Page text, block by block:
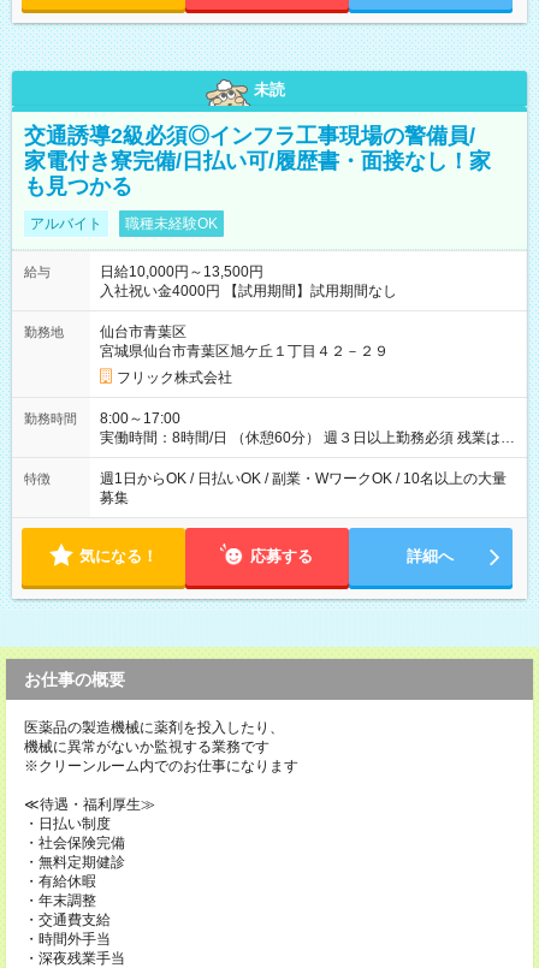
未読
交通誘導2級必須◎インフラ工事現場の警備員/
家電付き寮完備/日払い可/履歴書・面接なし！家
も見つかる
アルバイト 職種未経験OK
給与
日給10,000円～13,500円
入社祝い金4000円 【試用期間】試用期間なし
勤務地
仙台市青葉区
宮城県仙台市青葉区旭ケ丘１丁目４２－２９
フリック株式会社
勤務時間
8:00～17:00
実働時間：8時間/日 （休憩60分） 週３日以上勤務必須 残業はあ
りません。 ※短期の募集は行っておりません。予めご了承くだ
さいませ。
特徴
週1日からOK / 日払いOK / 副業・WワークOK / 10名以上の大量
募集
気になる！ 応募する 詳細へ
お仕事の概要
医薬品の製造機械に薬剤を投入したり、
機械に異常がないか監視する業務です
※クリーンルーム内でのお仕事になります
≪待遇・福利厚生≫
・日払い制度
・社会保険完備
・無料定期健診
・有給休暇
・年末調整
・交通費支給
・時間外手当
・深夜残業手当